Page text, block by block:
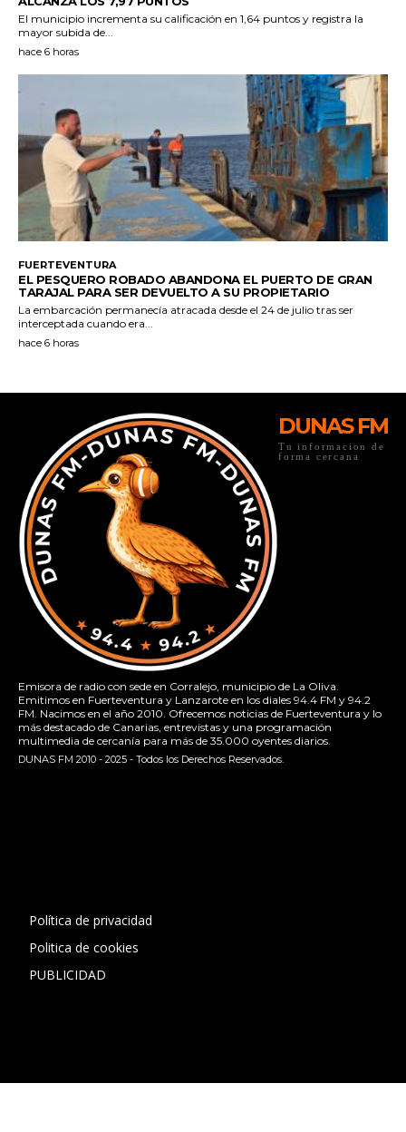
DUNAS FM
Tu informacion de
forma cercana
Emisora de radio con sede en Corralejo, municipio de La Oliva.
Emitimos en Fuerteventura y Lanzarote en los diales 94.4 FM y 94.2
FM. Nacimos en el año 2010. Ofrecemos noticias de Fuerteventura y lo
más destacado de Canarias, entrevistas y una programación
multimedia de cercanía para más de 35.000 oyentes diarios.
DUNAS FM 2010 - 2025 - Todos los Derechos Reservados.
Política de privacidad
Politica de cookies
PUBLICIDAD